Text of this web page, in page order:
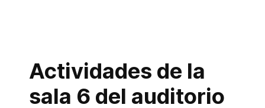
Actividades de la
sala 6 del auditorio